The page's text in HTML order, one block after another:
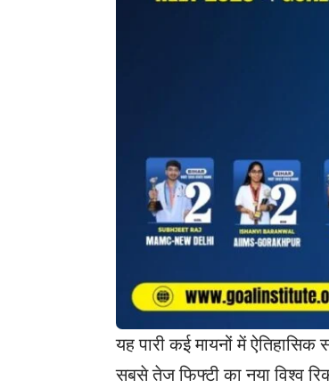
यह पारी कई मायनों में
सबसे तेज फिफ्टी का नया विश्व